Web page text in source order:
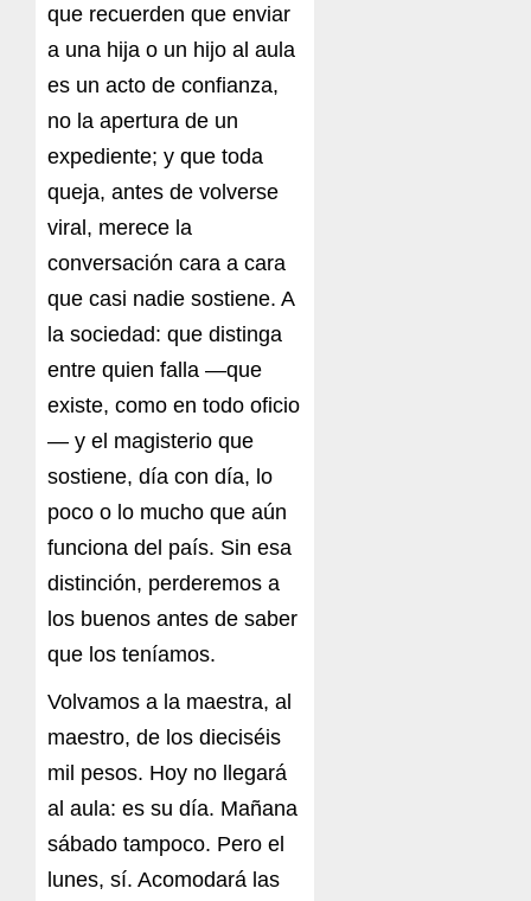
que recuerden que enviar
a una hija o un hijo al aula
es un acto de confianza,
no la apertura de un
expediente; y que toda
queja, antes de volverse
viral, merece la
conversación cara a cara
que casi nadie sostiene. A
la sociedad: que distinga
entre quien falla —que
existe, como en todo oficio
— y el magisterio que
sostiene, día con día, lo
poco o lo mucho que aún
funciona del país. Sin esa
distinción, perderemos a
los buenos antes de saber
que los teníamos.
Volvamos a la maestra, al
maestro, de los dieciséis
mil pesos. Hoy no llegará
al aula: es su día. Mañana
sábado tampoco. Pero el
lunes, sí. Acomodará las